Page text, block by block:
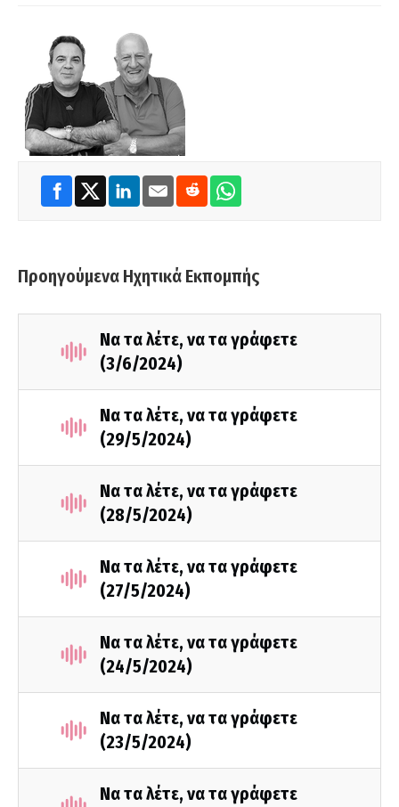
Προηγούμενα Ηχητικά Εκπομπής
Να τα λέτε, να τα γράφετε
(3/6/2024)
Να τα λέτε, να τα γράφετε
(29/5/2024)
Να τα λέτε, να τα γράφετε
(28/5/2024)
Να τα λέτε, να τα γράφετε
(27/5/2024)
Να τα λέτε, να τα γράφετε
(24/5/2024)
Να τα λέτε, να τα γράφετε
(23/5/2024)
Να τα λέτε, να τα γράφετε